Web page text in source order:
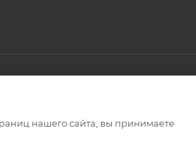
нашего сайта, вы принимаете